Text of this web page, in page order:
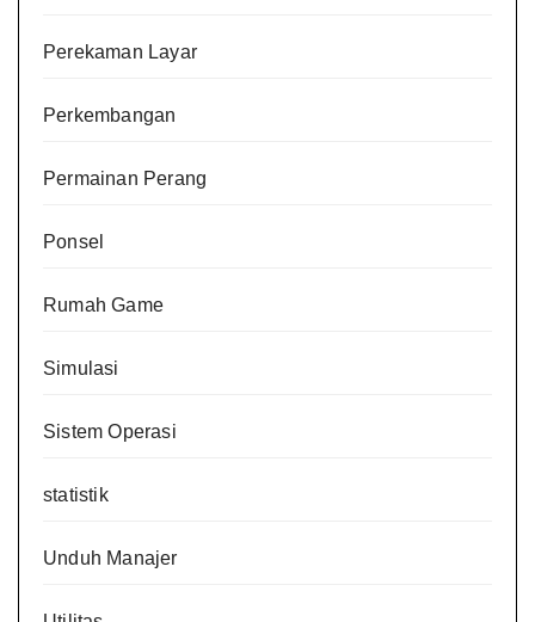
Perekaman Layar
Perkembangan
Permainan Perang
Ponsel
Rumah Game
Simulasi
Sistem Operasi
statistik
Unduh Manajer